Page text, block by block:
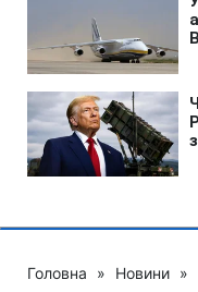
Головна » Новини »